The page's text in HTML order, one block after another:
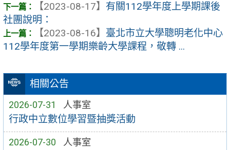
相關公告
2026-07-31 人事室
行政中立數位學習暨抽獎活動
2026-07-30 人事室
【2023-08-17】 有關112學年度上學期課後
社團說明：
【2023-08-16】 臺北市立大學聰明老化中心
112學年度第一學期樂齡大學課程，敬轉 ...